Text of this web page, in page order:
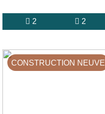
2 2
CONSTRUCTION NEUVE